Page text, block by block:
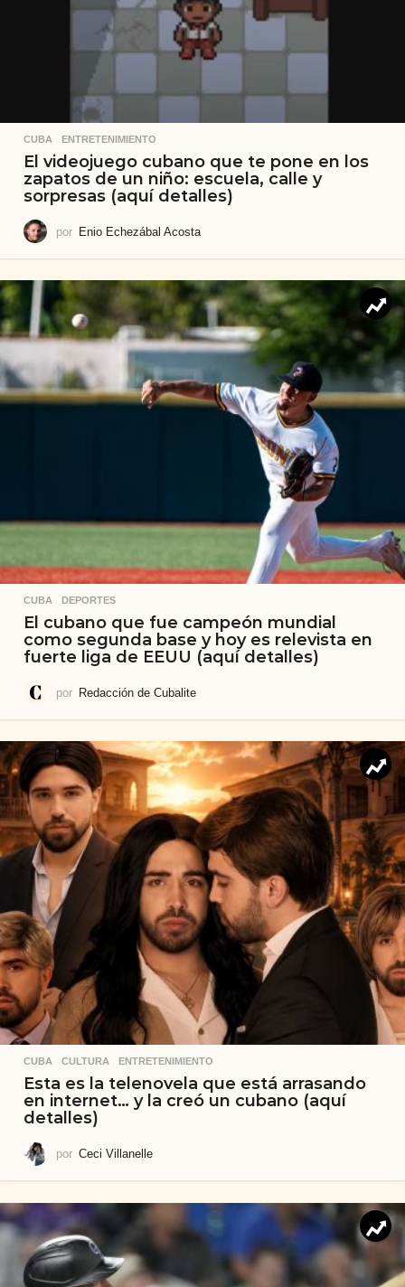
CUBA ,ENTRETENIMIENTO
El videojuego cubano que te pone en los
zapatos de un niño: escuela, calle y
sorpresas (aquí detalles)
por Enio Echezábal Acosta
CUBA ,DEPORTES
El cubano que fue campeón mundial
como segunda base y hoy es relevista en
fuerte liga de EEUU (aquí detalles)
por Redacción de Cubalite
CUBA ,CULTURA ,ENTRETENIMIENTO
Esta es la telenovela que está arrasando
en internet… y la creó un cubano (aquí
detalles)
por Ceci Villanelle